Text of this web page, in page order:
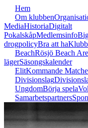
Hem
Om klubben
MediaHistoriaDigitalt
PokalskåpMedlemsinfo
drogpolicyBra att ha
BeachRösjö Beach
lägerSäsongskalender
ElitKommande
Divisionslag
UngdomBörja spela
Samarbetspartners